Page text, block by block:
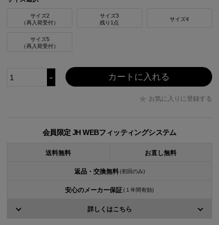
サイズ2
（再入荷受付）
サイズ3
残り1点
サイズ4
サイズ5
（再入荷受付）
お気に入りに登録する
カートに入れる
会員限定 JH WEBフィッティングシステム
送料無料 お直し無料
返品・交換無料 (初回のみ)
安心のメーカー保証(１年間有効)
詳しくはこちら